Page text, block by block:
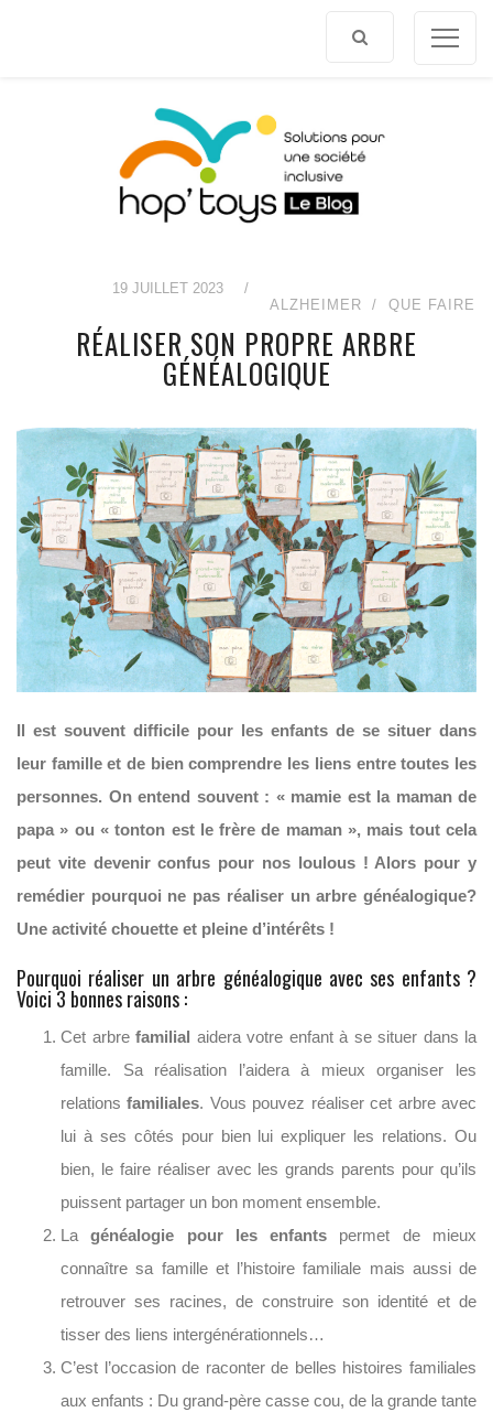
19 JUILLET 2023
/
ALZHEIMER
QUE FAIRE
RÉALISER SON PROPRE ARBRE
GÉNÉALOGIQUE
Il est souvent difficile pour les enfants de se situer dans
leur famille et de bien comprendre les liens entre toutes les
personnes. On entend souvent : « mamie est la maman de
papa » ou « tonton est le frère de maman », mais tout cela
peut vite devenir confus pour nos loulous ! Alors pour y
remédier pourquoi ne pas réaliser un arbre généalogique?
Une activité chouette et pleine d’intérêts !
Pourquoi réaliser un arbre généalogique avec ses enfants ?
Voici 3 bonnes raisons :
Cet arbre familial aidera votre enfant à se situer dans la
famille. Sa réalisation l’aidera à mieux organiser les
relationsfamiliales. Vous pouvez réaliser cet arbre avec
lui à ses côtés pour bien lui expliquer les relations. Ou
bien, le faire réaliser avec les grands parents pour qu’ils
puissent partager un bon moment ensemble.
Lagénéalogie pour les enfants permet de mieux
connaître sa famille et l’histoire familiale mais aussi de
retrouver ses racines, de construire son identité et de
tisser des liens intergénérationnels…
C’est l’occasion de raconter de belles histoires familiales
aux enfants : Du grand-père casse cou, de la grande tante